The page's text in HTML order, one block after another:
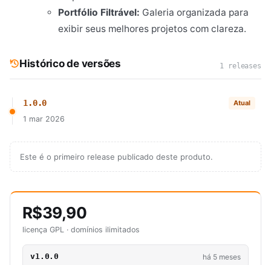
Portfólio Filtrável: Galeria organizada para
exibir seus melhores projetos com clareza.
Histórico de versões 1 releases
1.0.0 Atual
1 mar 2026
Este é o primeiro release publicado deste produto.
R$39,90
licença GPL · domínios ilimitados
v1.0.0 há 5 meses